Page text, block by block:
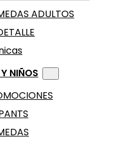
ADULTOS
NIÑOS